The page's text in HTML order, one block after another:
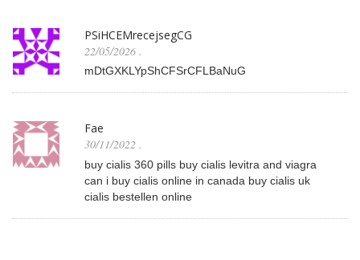
PSiHCEMrecejsegCG
22/05/2026 .
mDtGXKLYpShCFSrCFLBaNuG
Fae
30/11/2022 .
buy cialis 360 pills buy cialis levitra and viagra
can i buy cialis online in canada buy cialis uk
cialis bestellen online